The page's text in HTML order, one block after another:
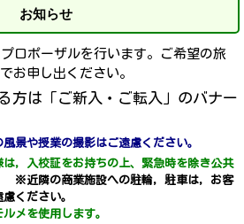
お知らせ
ロポーザルを行います。ご希望の旅
お申し出ください。
方は「ご新入・ご転入」のバナー
景や授業の撮影はご遠慮ください。
，入校証をお持ちの上、緊急時を除き公共
※近隣の商業施設への駐輪，駐車は，お客
ください。
メを使用します。